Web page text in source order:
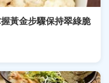
黃金步驟保持翠綠脆